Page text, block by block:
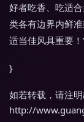
好者吃香、吃适
类各有边界内鲜
适当佳风具重要！
}
如若转载，请注明
http://